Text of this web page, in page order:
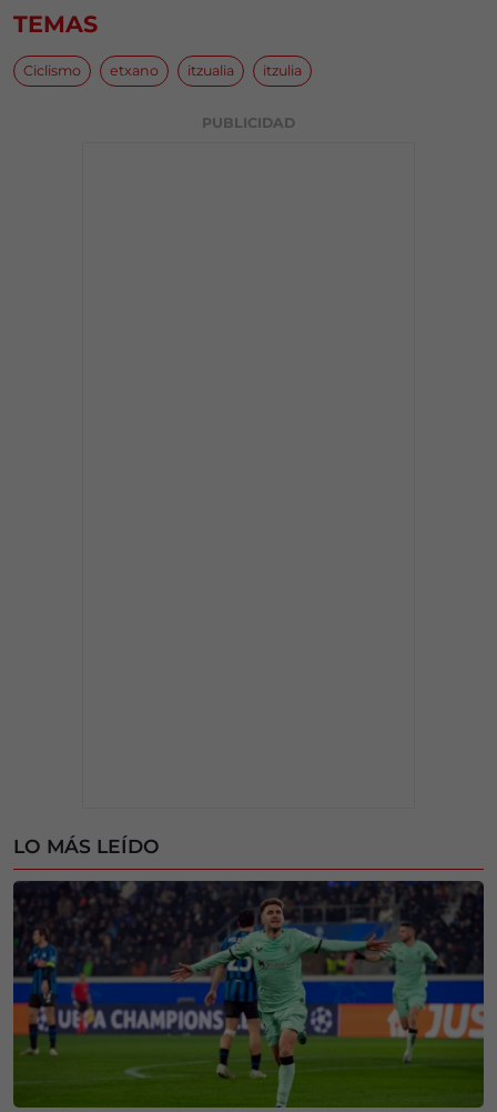
TEMAS
Ciclismo etxano itzualia itzulia
PUBLICIDAD
LO MÁS LEÍDO